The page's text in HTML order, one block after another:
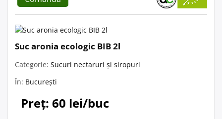
Suc aronia ecologic BIB 2l
Categorie: Sucuri nectaruri și siropuri
În: București
Preț: 60 lei/buc